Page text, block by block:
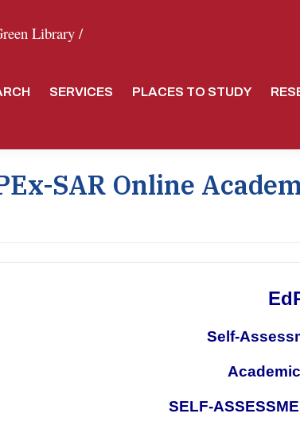
Library /
SERVICES PLACES TO STUDY
SAR Online
Self-
Academic
SELF-